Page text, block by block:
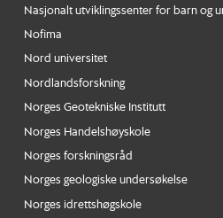
Nasjonalt utviklingssenter for barn og
Nofima
Nord universitet
Nordlandsforskning
Norges Geotekniske Institutt
Norges Handelshøyskole
Norges forskningsråd
Norges geologiske undersøkelse
Norges idrettshøgskole